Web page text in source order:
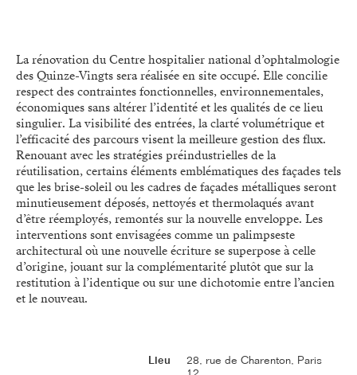
La rénovation du Centre hospitalier national d’ophtalmologie
des Quinze-Vingts sera réalisée en site occupé. Elle concilie
respect des contraintes fonctionnelles, environnementales,
économiques sans altérer l’identité et les qualités de ce lieu
singulier. La visibilité des entrées, la clarté volumétrique et
l’efficacité des parcours visent la meilleure gestion des flux.
Renouant avec les stratégies préindustrielles de la
réutilisation, certains éléments emblématiques des façades tels
que les brise-soleil ou les cadres de façades métalliques seront
minutieusement déposés, nettoyés et thermolaqués avant
d’être réemployés, remontés sur la nouvelle enveloppe. Les
interventions sont envisagées comme un palimpseste
architectural où une nouvelle écriture se superpose à celle
d’origine, jouant sur la complémentarité plutôt que sur la
restitution à l’identique ou sur une dichotomie entre l’ancien
et le nouveau.
Lieu
28, rue de Charenton, Paris